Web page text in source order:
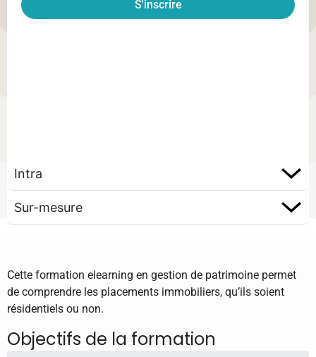
S'inscrire
Intra
Sur-mesure
Cette formation elearning en gestion de patrimoine permet
de comprendre les placements immobiliers, qu’ils soient
résidentiels ou non.
Objectifs de la formation